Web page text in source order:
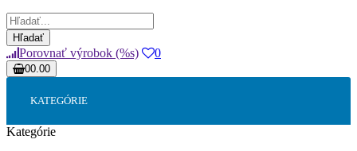
Hľadať
Porovnať výrobok (%s) 0
00.00
KATEGÓRIE
Kategórie